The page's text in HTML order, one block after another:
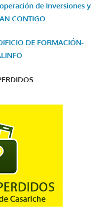
de Inversiones y
CONTIGO
DE FORMACIÓN-